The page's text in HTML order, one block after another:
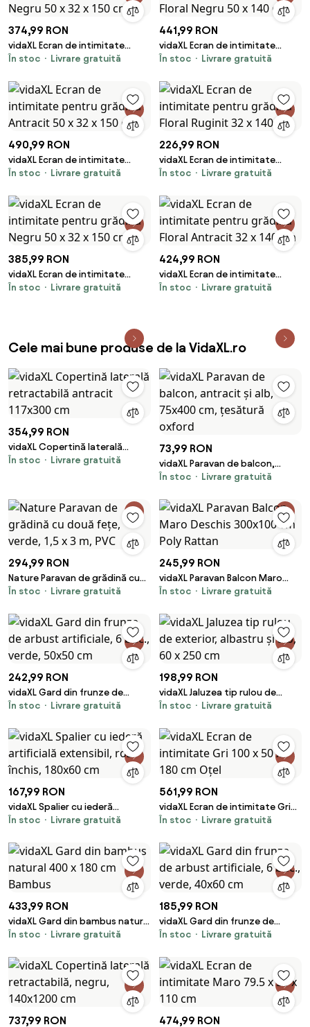
374,99 RON
vidaXL Ecran de intimitate
pentru grădină Negru 50 x 32 x
În stoc Livrare gratuită
441,99 RON
vidaXL Ecran de intimitate
pentru grădină Floral Negru 50 x
În stoc Livrare gratuită
490,99 RON
vidaXL Ecran de intimitate
pentru grădină Antracit 50 x 32
În stoc Livrare gratuită
226,99 RON
vidaXL Ecran de intimitate
pentru grădină Floral Ruginit 32
În stoc Livrare gratuită
385,99 RON
vidaXL Ecran de intimitate
pentru grădină Negru 50 x 32 x
În stoc Livrare gratuită
424,99 RON
vidaXL Ecran de intimitate
pentru grădină Floral Antracit
În stoc Livrare gratuită
Cele mai bune produse de la VidaXL.ro
354,99 RON
vidaXL Copertină laterală
retractabilă antracit 117x300
În stoc Livrare gratuită
73,99 RON
vidaXL Paravan de balcon,
antracit și alb, 75x400 cm,
În stoc Livrare gratuită
294,99 RON
Nature Paravan de grădină cu
două fețe, verde, 1,5 x 3 m, PVC
În stoc Livrare gratuită
245,99 RON
vidaXL Paravan Balcon Maro
Deschis 300x100 cm Poly
În stoc Livrare gratuită
242,99 RON
vidaXL Gard din frunze de
arbust artificiale, 6 buc., verde,
În stoc Livrare gratuită
198,99 RON
vidaXL Jaluzea tip rulou de
exterior, albastru și alb, 60 x
În stoc Livrare gratuită
167,99 RON
vidaXL Spalier cu iederă
artificială extensibil, roz închis,
În stoc Livrare gratuită
561,99 RON
vidaXL Ecran de intimitate Gri
100 x 50 x 180 cm Oțel
În stoc Livrare gratuită
433,99 RON
vidaXL Gard din bambus natural
400 x 180 cm Bambus
În stoc Livrare gratuită
185,99 RON
vidaXL Gard din frunze de
arbust artificiale, 6 buc., verde,
În stoc Livrare gratuită
737,99 RON 474,99 RON